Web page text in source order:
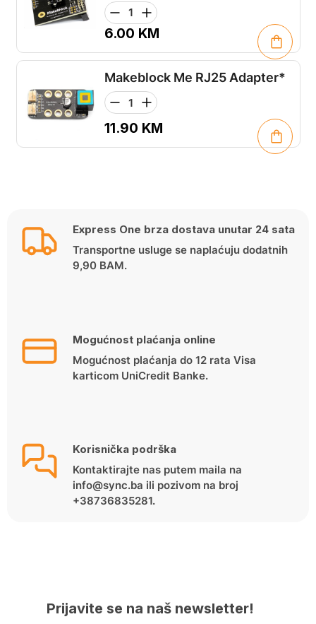
6.00 KM
Makeblock Me RJ25 Adapter*
11.90 KM
Express One brza dostava unutar 24 sata
Transportne usluge se naplaćuju dodatnih
9,90 BAM.
Mogućnost plaćanja online
Mogućnost plaćanja do 12 rata Visa
karticom UniCredit Banke.
Korisnička podrška
Kontaktirajte nas putem maila na
info@sync.ba ili pozivom na broj
+38736835281.
Prijavite se na naš newsletter!